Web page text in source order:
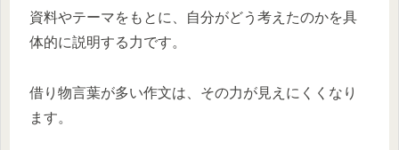
資料やテーマをもとに、自分がどう考えたのかを具
体的に説明する力です。
借り物言葉が多い作文は、その力が見えにくくなり
ます。